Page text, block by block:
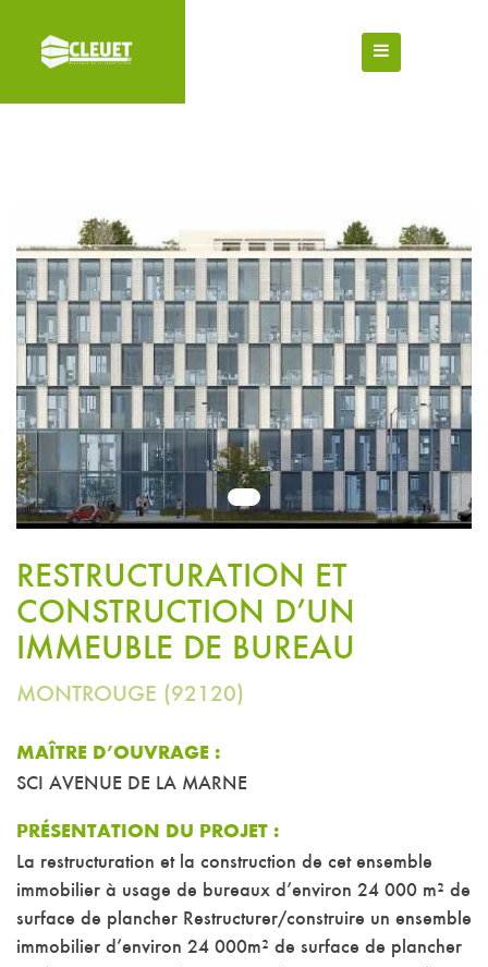
RESTRUCTURATION ET
CONSTRUCTION D’UN
IMMEUBLE DE BUREAU
MONTROUGE (92120)
MAÎTRE D’OUVRAGE :
SCI AVENUE DE LA MARNE
PRÉSENTATION DU PROJET :
La restructuration et la construction de cet ensemble
immobilier à usage de bureaux d’environ 24 000 m² de
surface de plancher Restructurer/construire un ensemble
immobilier d’environ 24 000m² de surface de plancher
1